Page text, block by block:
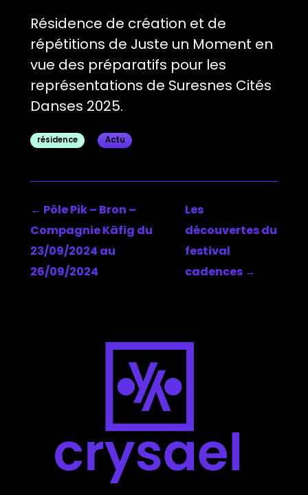
Résidence de création et de
répétitions de Juste un Moment en
vue des préparatifs pour les
représentations de Suresnes Cités
Danses 2025.
résidence Actu
← Pôle Pik – Bron –
Compagnie Käfig du
23/09/2024 au
26/09/2024
Les
découvertes du
festival
cadences →